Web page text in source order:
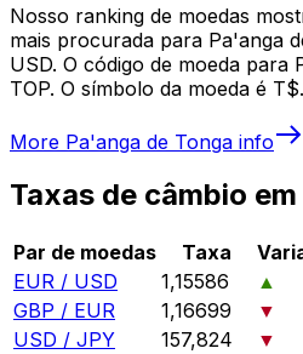
Nosso ranking de moedas
mais procurada para Pa'anga
USD. O código de moeda para
TOP. O símbolo da moeda é T$.
More Pa'anga de Tonga info
Taxas de câmbio
Par de moedas Taxa
EUR / USD
1,15586
▲
GBP / EUR
1,16699
▼
USD / JPY
157,824
▼